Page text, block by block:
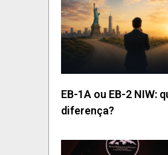
EB-1A ou EB-2 NIW:
diferença?